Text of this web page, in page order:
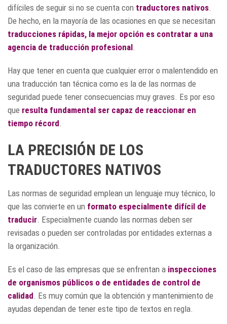
difíciles de seguir si no se cuenta con traductores nativos.
De hecho, en la mayoría de las ocasiones en que se necesitan
traducciones rápidas, la mejor opción es contratar a una
agencia de traducción profesional.
Hay que tener en cuenta que cualquier error o malentendido en
una traducción tan técnica como es la de las normas de
seguridad puede tener consecuencias muy graves. Es por eso
que resulta fundamental ser capaz de reaccionar en
tiempo récord.
LA PRECISIÓN DE LOS
TRADUCTORES NATIVOS
Las normas de seguridad emplean un lenguaje muy técnico, lo
que las convierte en un formato especialmente difícil de
traducir. Especialmente cuando las normas deben ser
revisadas o pueden ser controladas por entidades externas a
la organización.
Es el caso de las empresas que se enfrentan a inspecciones
de organismos públicos o de entidades de control de
calidad. Es muy común que la obtención y mantenimiento de
ayudas dependan de tener este tipo de textos en regla.